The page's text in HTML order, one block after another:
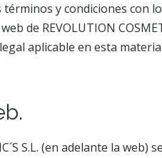
y condiciones con
web de REVOLUTION
aplicable en esta
S.L. (en adelante la